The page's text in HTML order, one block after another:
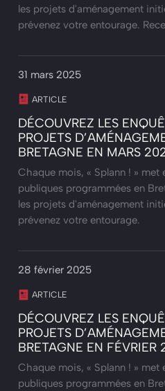
les projets d'aménagement
prévenez votre entourage.
31 mars 2025
ARTICLE
DÉCOUVREZ LES
PROJETS
BRETAGNE EN MARS
Chaque mois, « Splann ! » met
publiques programmées en
les projets d'aménagement
prévenez votre entourage.
28 février 2025
ARTICLE
DÉCOUVREZ LES
PROJETS
BRETAGNE EN FÉVRIER
Chaque mois, « Splann ! » met
publiques programmées en